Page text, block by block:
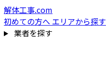
解体工事.com
初めての方へ エリアから探す
業者を探す